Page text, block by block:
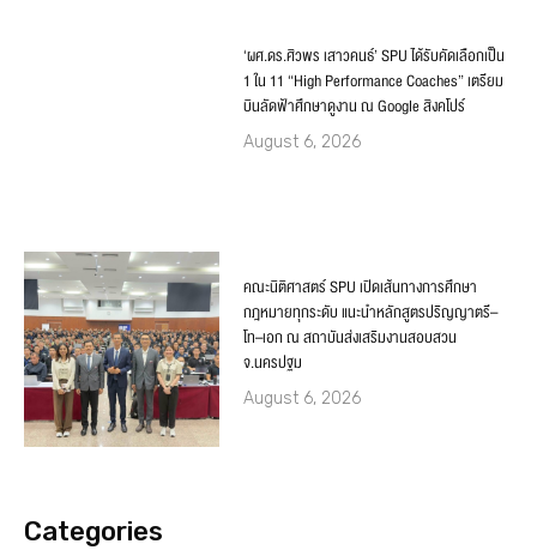
‘ผศ.ดร.ศิวพร เสาวคนธ์’ SPU ได้รับคัดเลือกเป็น
1 ใน 11 “High Performance Coaches” เตรียม
บินลัดฟ้าศึกษาดูงาน ณ Google สิงคโปร์
August 6, 2026
คณะนิติศาสตร์ SPU เปิดเส้นทางการศึกษา
กฎหมายทุกระดับ แนะนำหลักสูตรปริญญาตรี–
โท–เอก ณ สถาบันส่งเสริมงานสอบสวน
จ.นครปฐม
August 6, 2026
Categories